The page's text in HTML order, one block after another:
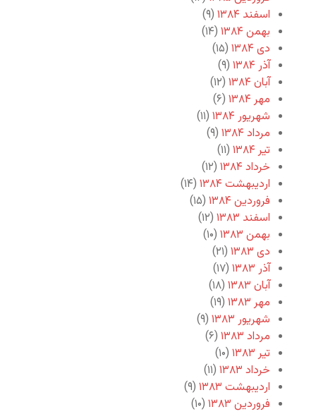
اسفند ۱۳۸۴
(۹)
بهمن ۱۳۸۴
(۱۴)
دی ۱۳۸۴
(۱۵)
آذر ۱۳۸۴
(۹)
آبان ۱۳۸۴
(۱۲)
مهر ۱۳۸۴
(۶)
شهریور ۱۳۸۴
(۱۱)
مرداد ۱۳۸۴
(۹)
تیر ۱۳۸۴
(۱۱)
خرداد ۱۳۸۴
(۱۲)
اردیبهشت ۱۳۸۴
(۱۴)
فروردین ۱۳۸۴
(۱۵)
اسفند ۱۳۸۳
(۱۲)
بهمن ۱۳۸۳
(۱۰)
دی ۱۳۸۳
(۲۱)
آذر ۱۳۸۳
(۱۷)
آبان ۱۳۸۳
(۱۸)
مهر ۱۳۸۳
(۱۹)
شهریور ۱۳۸۳
(۹)
مرداد ۱۳۸۳
(۶)
تیر ۱۳۸۳
(۱۰)
خرداد ۱۳۸۳
(۱۱)
اردیبهشت ۱۳۸۳
(۹)
فروردین ۱۳۸۳
(۱۰)